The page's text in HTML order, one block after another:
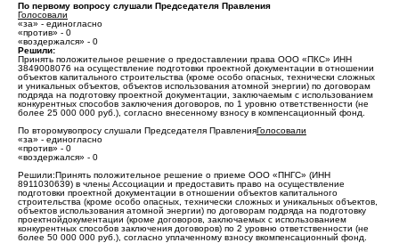
По первому вопросу слушали Председателя Правления
Голосовали
«за» - единогласно
«против» - 0
«воздержался» - 0
Решили:
Принять положительное решение о предоставлении права ООО «ПКС» ИНН
3849008076 на осуществление подготовки проектной документации в отношении
объектов капитального строительства (кроме особо опасных, технически сложных
и уникальных объектов, объектов использования атомной энергии) по договорам
подряда на подготовку проектной документации, заключаемым с использованием
конкурентных способов заключения договоров, по 1 уровню ответственности (не
более 25 000 000 руб.), согласно внесенному взносу в компенсационный фонд.
По второмувопросу слушали Председателя ПравленияГолосовали
«за» - единогласно
«против» - 0
«воздержался» - 0
Решили:Принять положительное решение о приеме ООО «ПНГС» (ИНН
8911030639) в члены Ассоциации и предоставить право на осуществление
подготовки проектной документации в отношении объектов капитального
строительства (кроме особо опасных, технически сложных и уникальных объектов,
объектов использования атомной энергии) по договорам подряда на подготовку
проектнойдокументации (кроме договоров, заключаемых с использованием
конкурентных способов заключения договоров) по 2 уровню ответственности (не
более 50 000 000 руб.), согласно уплаченному взносу вкомпенсационный фонд.